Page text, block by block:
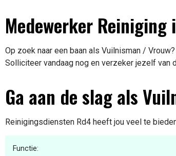
Medewerker Reiniging
Op zoek naar een baan als Vuilnisman /
Solliciteer vandaag nog en verzeker jezelf van
Ga aan de slag als
Reinigingsdiensten Rd4 heeft jou veel te
Functie: